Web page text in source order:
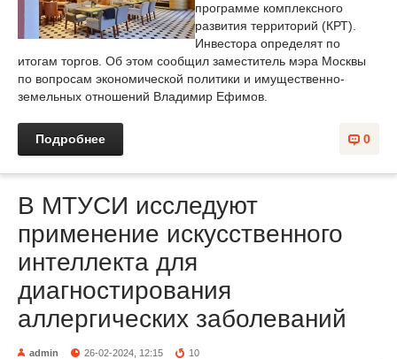
программе комплексного
развития территорий (КРТ).
Инвестора определят по
итогам торгов. Об этом сообщил заместитель мэра Москвы
по вопросам экономической политики и имущественно-
земельных отношений Владимир Ефимов.
0
Подробнее
В МТУСИ исследуют
применение искусственного
интеллекта для
диагностирования
аллергических заболеваний
admin 26-02-2024, 12:15 10